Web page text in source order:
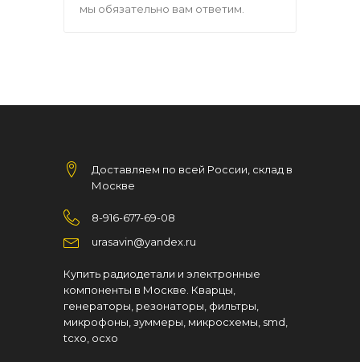
мы обязательно вам ответим.
Доставляем по всей России, склад в
Москве
8-916-677-69-08
urasavin@yandex.ru
Купить радиодетали и электронные
компоненты в Москве. Кварцы,
генераторы, резонаторы, фильтры,
микрофоны, зуммеры, микросхемы, smd,
tcxo, ocxo